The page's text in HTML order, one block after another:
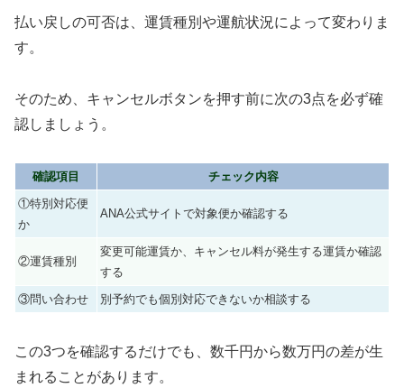
払い戻しの可否は、運賃種別や運航状況によって変わりま
す。
そのため、キャンセルボタンを押す前に次の3点を必ず確
認しましょう。
確認項目
チェック内容
①特別対応便
か
ANA公式サイトで対象便か確認する
②運賃種別
変更可能運賃か、キャンセル料が発生する運賃か確認
する
③問い合わせ
別予約でも個別対応できないか相談する
この3つを確認するだけでも、数千円から数万円の差が生
まれることがあります。